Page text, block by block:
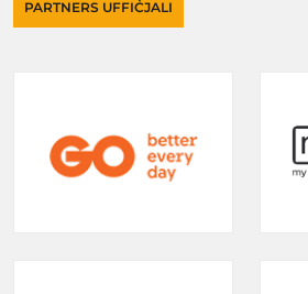
PARTNERS UFFIĊJALI